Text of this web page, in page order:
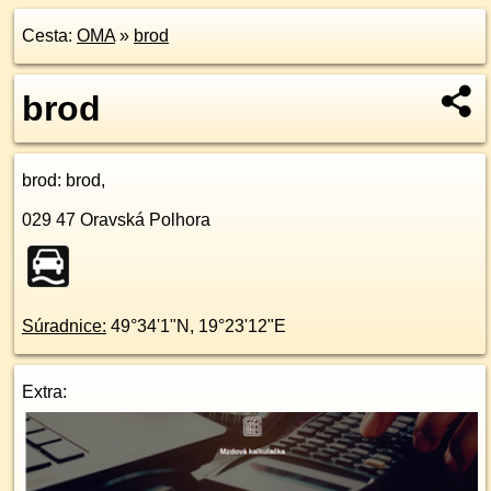
Cesta: OMA» brod
brod
brod: brod,
029 47 Oravská Polhora
Súradnice: 49°34'1"N , 19°23'12"E
Extra: